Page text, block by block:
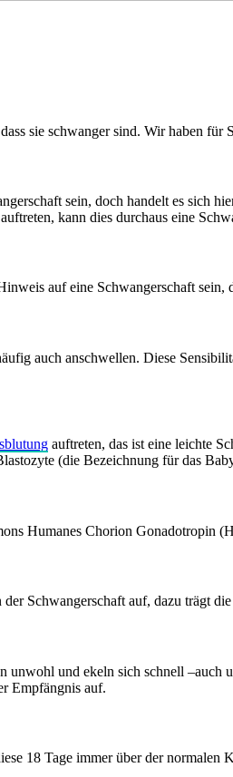
sie schwanger sind. Wir haben
sein, doch handelt es sich
kann dies durchaus eine
auf eine Schwangerschaft
auch anschwellen. Diese
auftreten, das ist eine leichte
(die Bezeichnung für das
Humanes Chorion Gonadotropin
Schwangerschaft auf, dazu trägt
und ekeln sich schnell
Empfängnis auf.
18 Tage immer über der